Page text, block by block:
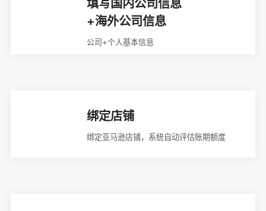
填写国内公司信息
+海外公司信息
公司+个人基本信息
绑定店铺
绑定亚马逊店铺，系统自动评估账期额度